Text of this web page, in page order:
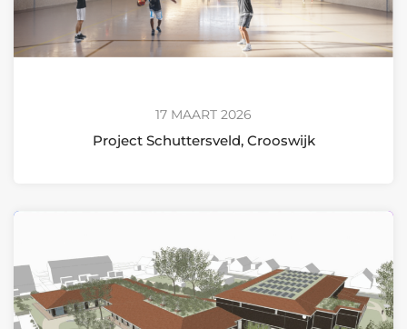
17 MAART 2026
Project Schuttersveld, Crooswijk